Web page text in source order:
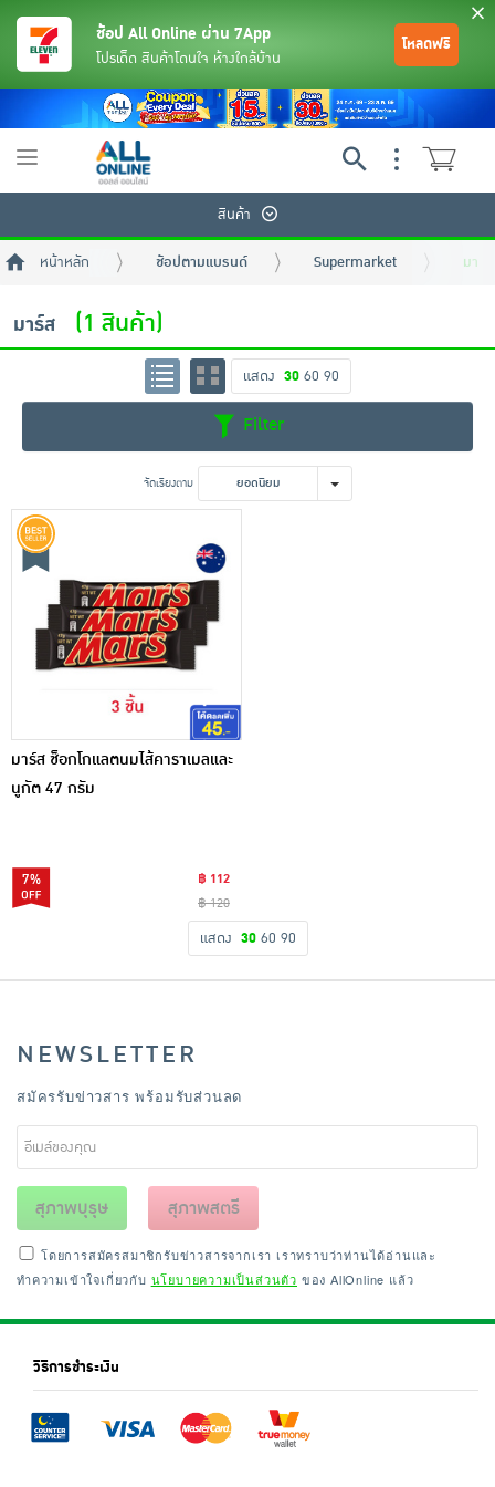
เครื่องปรุงรสและของแห้ง
ขนมขบเคี้ยว และช็อคโกแลต
อาหารสด ผัก ผลไม้และเบเกอรี่
ช้อป All Online ผ่าน 7App
โปรเด็ด สินค้าโดนใจ ห้างใกล้บ้าน
โหลดฟรี
Toggle
สินค้า
หน้าหลัก ช้อปตามแบรนด์ Supermarket มาร์ส
มาร์ส (1 สินค้า)
แสดง 30 60 90
Filter
จัดเรียงตาม ยอดนิยม
มาร์ส ช็อกโกแลตนมไส้คาราเมลและ
นูกัต 47 กรัม
7%
฿ 112
฿ 120
แสดง 30 60 90
NEWSLETTER
สมัครรับข่าวสาร พร้อมรับส่วนลด
สุภาพบุรุษ สุภาพสตรี
โดยการสมัครสมาชิกรับข่าวสารจากเรา เราทราบว่าท่านได้อ่านและ
ทำความเข้าใจเกี่ยวกับ นโยบายความเป็นส่วนตัว ของ AllOnline แล้ว
วิธีการชำระเงิน